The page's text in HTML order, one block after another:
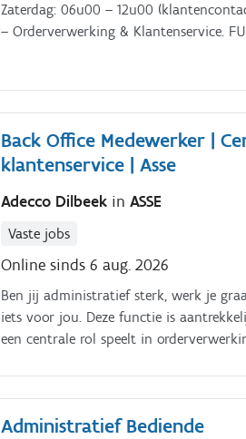
Zaterdag: 06u00 – 12u00
– Orderverwerking & Klantenservice.
Back Office Medewerker |
klantenservice | Asse
Adecco Dilbeek inASSE
Vaste jobs
Online sinds 6 aug. 2026
Ben jij administratief sterk, werk je
iets voor jou. Deze functie is
een centrale rol speelt in
dossiers Jouw
ERP-systeem Afstemmen en
Nauw samenwerken met de logistieke
Administratief Bediende